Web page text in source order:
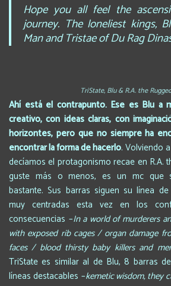
Hope you all feel the
journey. The loneliest kings,
Man and Tristae of Du Rag
TriState, Blu & R.A. the
Ahí está el contrapunto. Ese es Blu a
creativo, con ideas claras, con
horizontes, pero que no siempre ha
encontrar la forma de hacerlo. Volviendo a
decíamos el protagonismo recae en R.A.
guste más o menos, es un mc que
bastante. Sus barras siguen su línea
muy centradas esta vez en los
consecuencias –In a world of murderers
with exposed rib cages / organ damage
faces / blood thirsty baby killers and
TriState es similar al de Blu, 8 barras
líneas destacables –kemetic wisdom, they